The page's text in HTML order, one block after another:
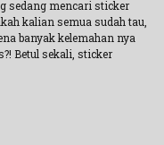
sedang mencari sticker
kalian semua sudah tau,
banyak kelemahan nya
Betul sekali, sticker